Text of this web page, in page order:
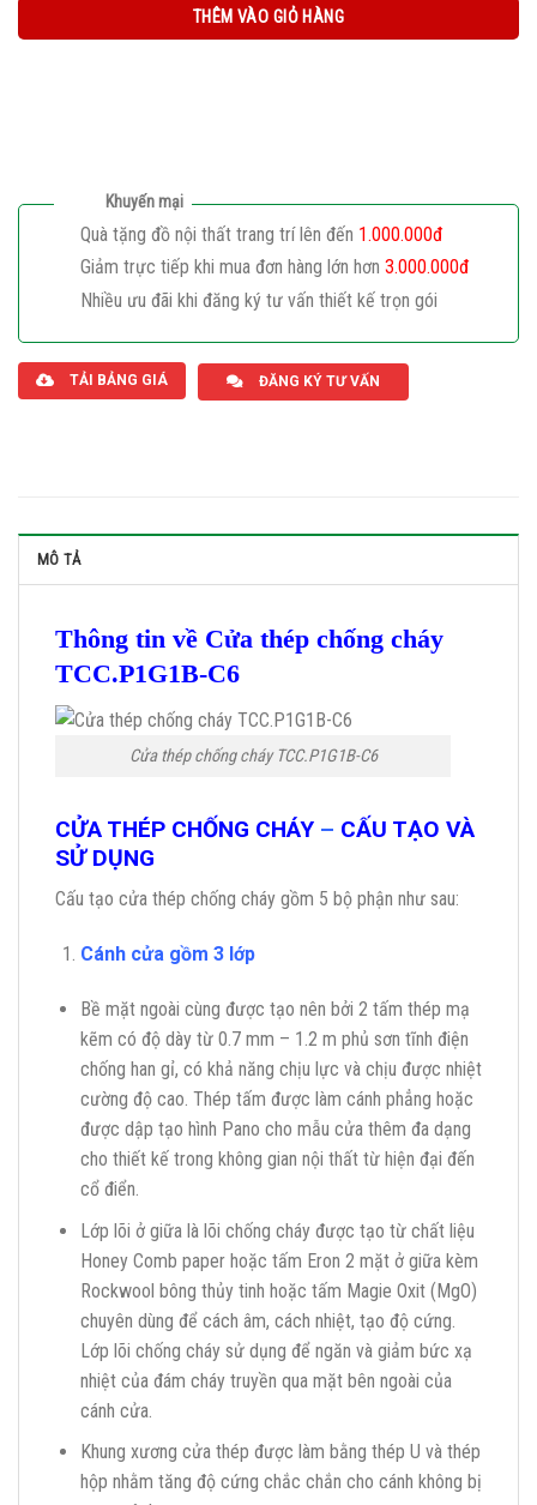
THÊM VÀO GIỎ HÀNG
Khuyến mại
Quà tặng đồ nội thất trang trí lên đến 1.000.000đ
Giảm trực tiếp khi mua đơn hàng lớn hơn 3.000.000đ
Nhiều ưu đãi khi đăng ký tư vấn thiết kế trọn gói
TẢI BẢNG GIÁ ĐĂNG KÝ TƯ VẤN
MÔ TẢ
Thông tin về Cửa thép chống cháy
TCC.P1G1B-C6
Cửa thép chống cháy TCC.P1G1B-C6
CỬA THÉP CHỐNG CHÁY – CẤU TẠO VÀ
SỬ DỤNG
Cấu tạo cửa thép chống cháy gồm 5 bộ phận như sau:
Cánh cửa gồm 3 lớp
Bề mặt ngoài cùng được tạo nên bởi 2 tấm thép mạ
kẽm có độ dày từ 0.7 mm – 1.2 m phủ sơn tĩnh điện
chống han gỉ, có khả năng chịu lực và chịu được nhiệt
cường độ cao. Thép tấm được làm cánh phẳng hoặc
được dập tạo hình Pano cho mẫu cửa thêm đa dạng
cho thiết kế trong không gian nội thất từ hiện đại đến
cổ điển.
Lớp lõi ở giữa là lõi chống cháy được tạo từ chất liệu
Honey Comb paper hoặc tấm Eron 2 mặt ở giữa kèm
Rockwool bông thủy tinh hoặc tấm Magie Oxit (MgO)
chuyên dùng để cách âm, cách nhiệt, tạo độ cứng.
Lớp lõi chống cháy sử dụng để ngăn và giảm bức xạ
nhiệt của đám cháy truyền qua mặt bên ngoài của
cánh cửa.
Khung xương cửa thép được làm bằng thép U và thép
hộp nhằm tăng độ cứng chắc chắn cho cánh không bị